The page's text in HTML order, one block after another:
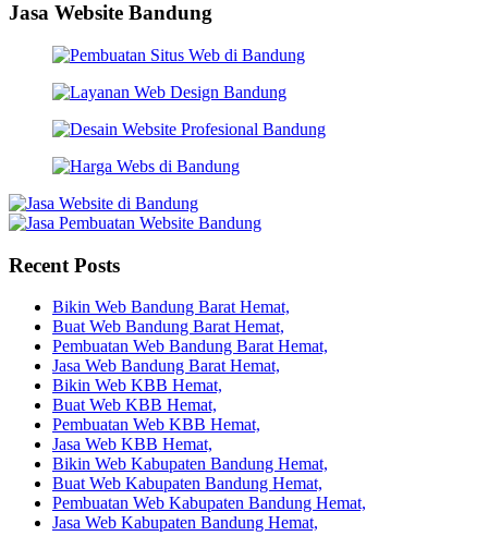
Jasa Website Bandung
Recent Posts
Bikin Web Bandung Barat Hemat,
Buat Web Bandung Barat Hemat,
Pembuatan Web Bandung Barat Hemat,
Jasa Web Bandung Barat Hemat,
Bikin Web KBB Hemat,
Buat Web KBB Hemat,
Pembuatan Web KBB Hemat,
Jasa Web KBB Hemat,
Bikin Web Kabupaten Bandung Hemat,
Buat Web Kabupaten Bandung Hemat,
Pembuatan Web Kabupaten Bandung Hemat,
Jasa Web Kabupaten Bandung Hemat,